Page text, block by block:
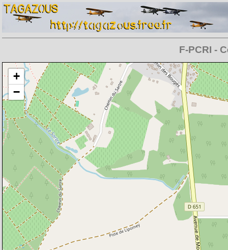
F-PCRI -
Chargement de la carte en cours
+
−